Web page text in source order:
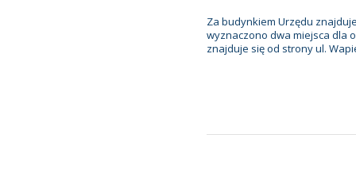
Za budynkiem Urzędu
wyznaczono dwa miejsca dla
znajduje się od strony ul.